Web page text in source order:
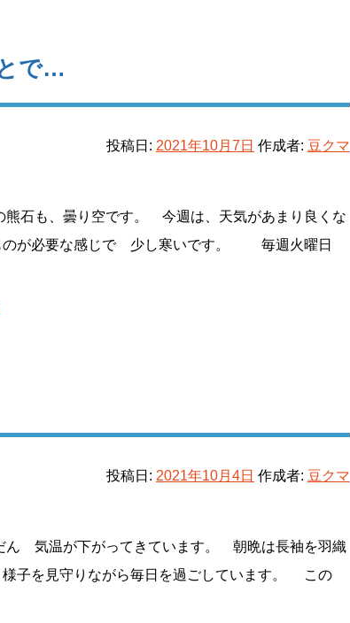
で…
投稿日: 2021年10月7日 作成者: 豆クマ
も、曇り空です。 今週は、天気があまり良くな
のが必要な感じで 少し寒いです。 毎週火曜日
投稿日: 2021年10月4日 作成者: 豆クマ
気温が下がってきています。 朝晩は長袖を羽織
子を見守りながら毎日を過ごしています。 この